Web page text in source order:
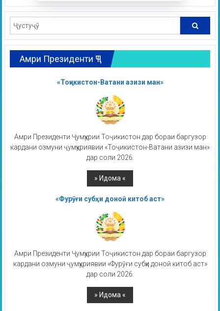
Амри Президенти ҶТ
«Тоҷикистон-Ватани азизи ман»
Амри Президенти Ҷумҳурии Тоҷикистон дар бораи баргузор
кардани озмуни ҷумҳуриявии «Тоҷикистон-Ватани азизи ман»
дар соли 2026.
«Фурӯғи субҳи доноӣ китоб аст»
Амри Президенти Ҷумҳурии Тоҷикистон дар бораи баргузор
кардани озмуни ҷумҳуриявии «Фурӯғи субҳи доноӣ китоб аст»
дар соли 2026.